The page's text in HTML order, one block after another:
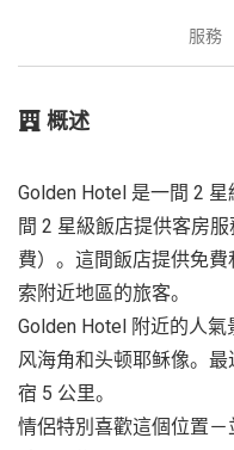
服務
概述
Golden Hotel 是一間 2
間 2 星級飯店提供客房
費）。這間飯店提供免
索附近地區的旅客。
Golden Hotel 附近的人
风海角和头顿耶稣像。
宿 5 公里。
情侶特別喜歡這個位置